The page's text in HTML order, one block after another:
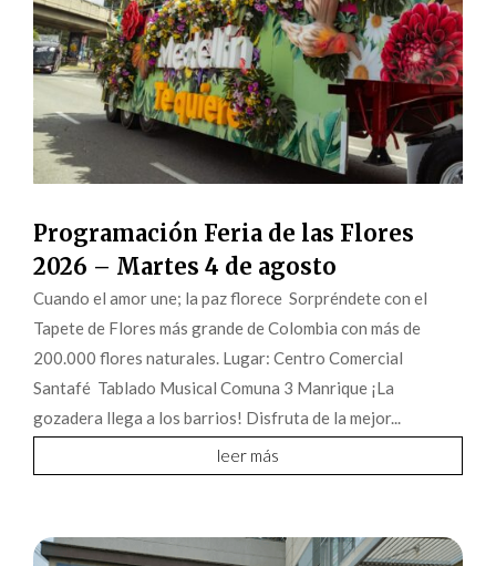
Programación Feria de las Flores
2026 – Martes 4 de agosto
Cuando el amor une; la paz florece Sorpréndete con el
Tapete de Flores más grande de Colombia con más de
200.000 flores naturales. Lugar: Centro Comercial
Santafé Tablado Musical Comuna 3 Manrique ¡La
gozadera llega a los barrios! Disfruta de la mejor...
leer más